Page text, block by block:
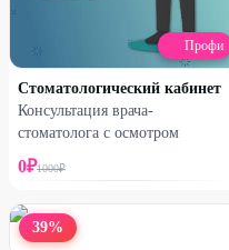
Профи
Стоматологический кабинет
Консультация врача-
стоматолога с осмотром
0₽1000₽
39%